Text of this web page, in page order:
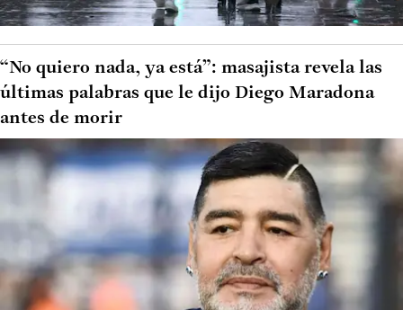
“No quiero nada, ya está”: masajista revela las
últimas palabras que le dijo Diego Maradona
antes de morir